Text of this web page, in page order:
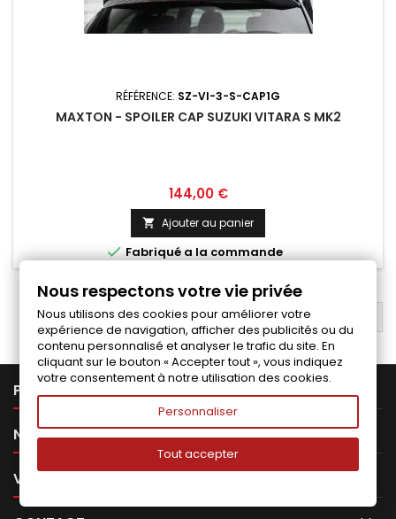
RÉFÉRENCE: SZ-VI-3-S-CAP1G
MAXTON - SPOILER CAP SUZUKI VITARA S MK2
Prix
144,00 €
 Ajouter au panier
Fabriqué a la commande
RETOUR EN HAUT
PRODUITS
NOTRE SOCIÉTÉ 
VOTRE COMPTE 
Nous respectons votre vie privée
Nous utilisons des cookies pour améliorer votre
expérience de navigation, afficher des publicités ou du
contenu personnalisé et analyser le trafic du site. En
cliquant sur le bouton « Accepter tout », vous indiquez
votre consentement à notre utilisation des cookies.
Personnaliser
Tout accepter